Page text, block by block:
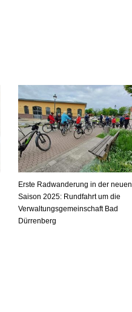
Erste Radwanderung in der neuen
Saison 2025: Rundfahrt um die
Verwaltungsgemeinschaft Bad
Dürrenberg